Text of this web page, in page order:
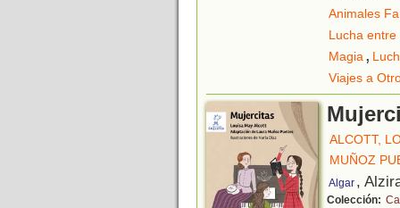
Animales
Lucha entre
Magia,
Viajes a
ALCOTT,
MUÑOZ
Algar ,
Colección: